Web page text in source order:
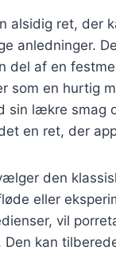
alsidig ret, der
anledninger.
del af en
som en hurtig
sin lækre smag
en ret, der
den
eller
vil
kan